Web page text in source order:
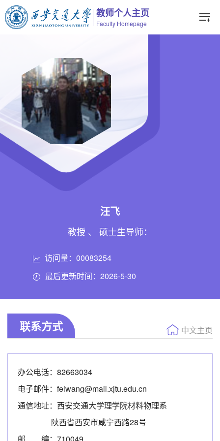
教师个人主页
Faculty Homepage
汪飞
教授 、 硕士生导师：
访问量：00083254
最后更新时间：2026-5-30
联系方式 中文主页
办公电话：82663034
电子邮件： feiwang@mail.xjtu.edu.cn
通信地址：西安交通大学理学院材料物理系
陕西省西安市咸宁西路28号